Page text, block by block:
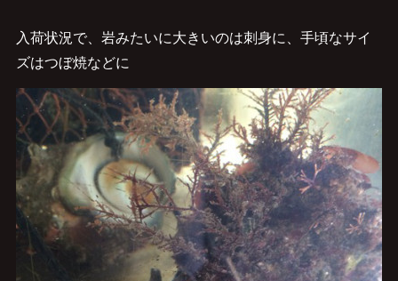
入荷状況で、岩みたいに大きいのは刺身に、手頃なサイ
ズはつぼ焼などに